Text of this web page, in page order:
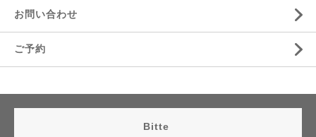
お問い合わせ
ご予約
Bitte